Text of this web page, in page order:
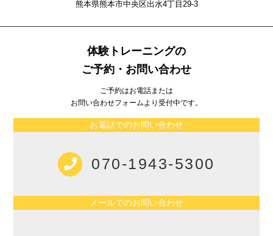
熊本県熊本市中央区出⽔4丁⽬29-3
体験トレーニングの
ご予約・お問い合わせ
ご予約はお電話または
お問い合わせフォームより受付中です。
お電話でのお問い合わせ
070-1943-5300
メールでのお問い合わせ